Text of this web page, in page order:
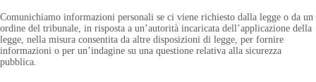
Comunichiamo informazioni personali se ci viene richiesto dalla legge o da un
ordine del tribunale, in risposta a un’autorità incaricata dell’applicazione della
legge, nella misura consentita da altre disposizioni di legge, per fornire
informazioni o per un’indagine su una questione relativa alla sicurezza
pubblica.